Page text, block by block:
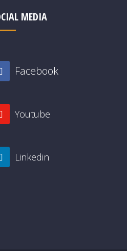
MEDIA
Facebook
Youtube
Linkedin